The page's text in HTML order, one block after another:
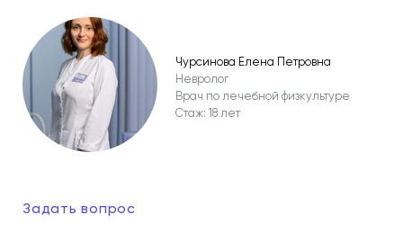
Чурсинова Елена Петровна
Невролог
Врач по лечебной физкультуре
Стаж: 18 лет
Задать вопрос